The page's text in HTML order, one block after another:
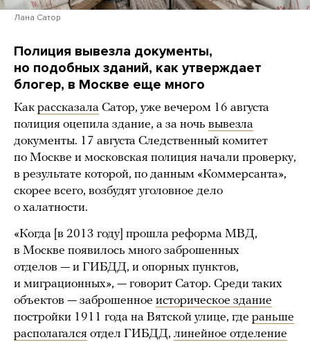
Лана Сатор
Полиция вывезла документы,
но подобных зданий, как утверждает
блогер, в Москве еще много
Как рассказала Сатор, уже вечером 16 августа
полиция оцепила здание, а за ночь вывезла
документы. 17 августа Следственный комитет
по Москве и московская полиция начали проверку,
в результате которой, по данным «Коммерсанта»,
скорее всего, возбудят уголовное дело
о халатности.
«Когда [в 2013 году] прошла реформа МВД,
в Москве появилось много заброшенных
отделов — и ГИБДД, и опорных пунктов,
и миграционных», — говорит Сатор. Среди таких
объектов — заброшенное историческое здание
постройки 1911 года на Вятской улице, где раньше
располагался отдел ГИБДД, линейное отделение